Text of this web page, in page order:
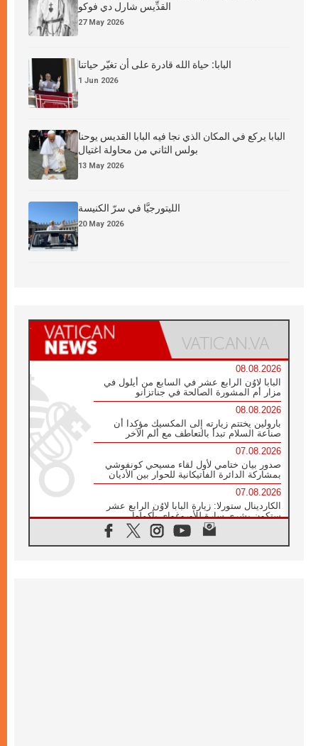
القدِّيس شارل دي فوكو
27 May 2026
البابا: حياة الله قادرة على أن تغيّر حياتنا
1 Jun 2026
البابا يركع في المكان الذي نجا فيه البابا القديس يوحنا
بولس الثاني من محاولة اغتيال
13 May 2026
الليتورجيَّا في سرّ الكنيسة
20 May 2026
08.08.2026
البابا لاوُن الرابع عشر في السابع من أيلول في
مزار أم المشورة الصالحة في جناتزانو
08.08.2026
بارولين يختتم زيارته إلى المكسيك مؤكدا أن
صناعة السلام تبدأ بالتعاطف مع ألم الآخر
07.08.2026
صدور بيان ختامي لأول لقاء مسيحي كونفوشي
بمشاركة الدائرة الفاتيكانية للحوار بين الأديان
07.08.2026
الكاردينال ستورلا: زيارة البابا لاوُن الرابع عشر
ستكون بشرى سارة للأوروغواي بأكملها
الفاتيكان يعلن برنامج الزيارة الرسولية للبابا لاوُن